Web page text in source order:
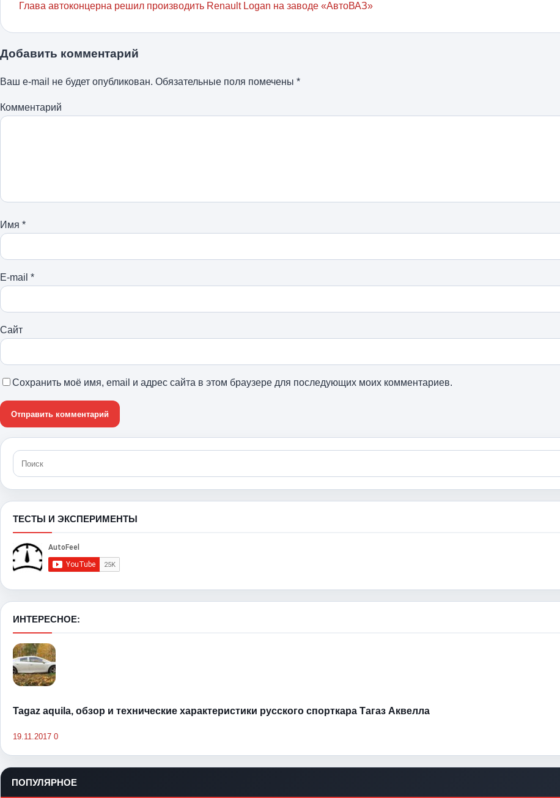
Глава автоконцерна решил производить Renault Logan на заводе «АвтоВАЗ»
Добавить комментарий
Ваш e-mail не будет опубликован. Обязательные поля помечены *
Комментарий
Имя *
E-mail *
Сайт
Сохранить моё имя, email и адрес сайта в этом браузере для последующих моих комментариев.
ТЕСТЫ И ЭКСПЕРИМЕНТЫ
ИНТЕРЕСНОЕ:
Tagaz aquila, обзор и технические характеристики русского спорткара Тагаз Аквелла
19.11.2017 0
ПОПУЛЯРНОЕ